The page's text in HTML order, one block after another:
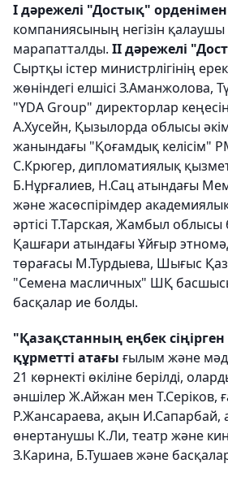
І дәрежелі "Достық" орденімен
компаниясының негізін
марапатталды. ІІ дәрежелі
Сыртқы істер министрлігінің
жөніндегі елшісі З.Аманжолова,
"YDA Group" директорлар
А.Хусейн, Қызылорда облысы
жанындағы "Қоғамдық келісім"
С.Крюгер, дипломатиялық
Б.Нұрғалиев, Н.Сац атындағы
және жасөспірімдер
әртісі Т.Тарская, Жамбыл
Қашғари атындағы Ұйғыр
төрағасы М.Турдыева, Шығыс
"Семена масличных" ШҚ
басқалар ие болды.
"Қазақстанның еңбек
құрметті атағы ғылым және
21 көрнекті өкіліне берілді,
әншілер Ж.Айжан мен Т.Серіков,
Р.Жансараева, ақын И.Сапарбай,
өнертанушы К.Ли, театр және
З.Карина, Б.Тушаев және